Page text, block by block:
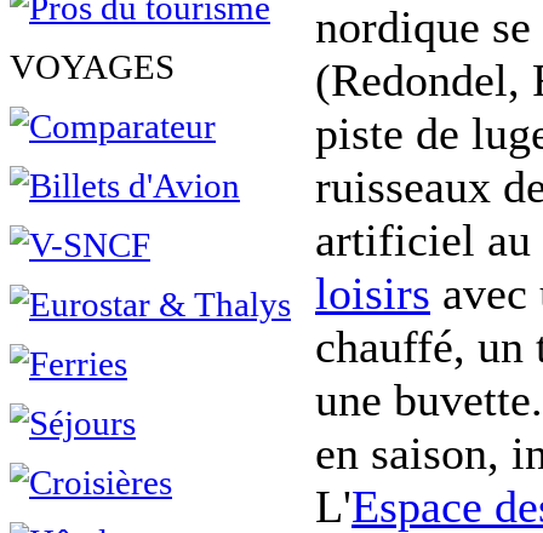
VOYAGES
nordique
(Redondel,
piste de
ruisseaux
artificiel au
loisirs avec
chauffé, un
une
en saison,
L'Espace